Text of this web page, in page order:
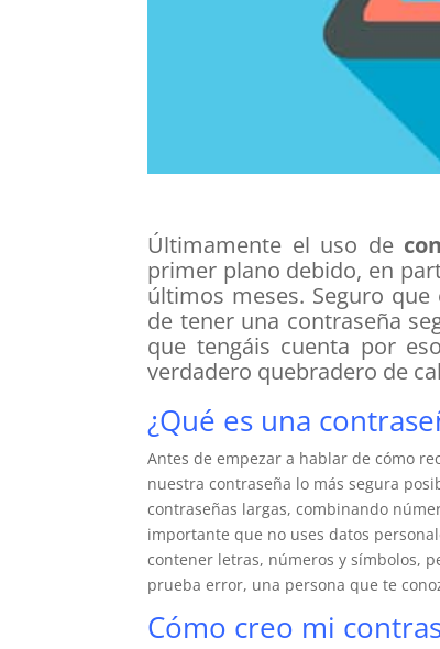
Últimamente el uso de
primer plano debido, en
últimos meses. Seguro
de tener una contraseña
que tengáis cuenta por
verdadero quebradero de
¿Qué es una
Antes de empezar a hablar de cómo
nuestra contraseña lo más segura
contraseñas largas, combinando
importante que no uses datos
contener letras, números y símbolos,
prueba error, una persona que te
Cómo creo mi